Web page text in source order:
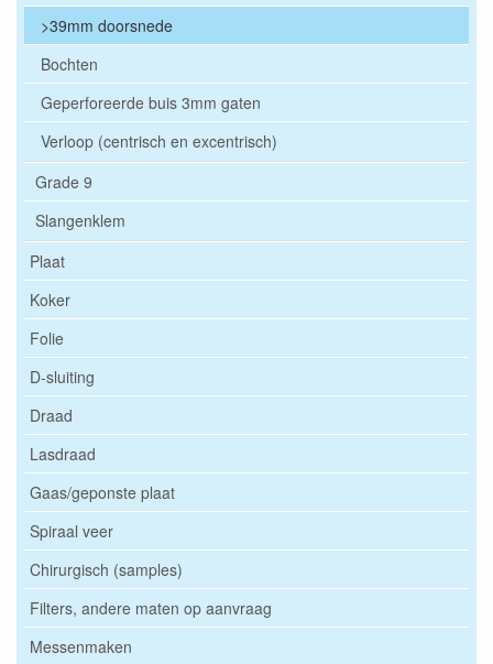
>39mm doorsnede
Bochten
Geperforeerde buis 3mm gaten
Verloop (centrisch en excentrisch)
Grade 9
Slangenklem
Plaat
Koker
Folie
D-sluiting
Draad
Lasdraad
Gaas/geponste plaat
Spiraal veer
Chirurgisch (samples)
Filters, andere maten op aanvraag
Messenmaken